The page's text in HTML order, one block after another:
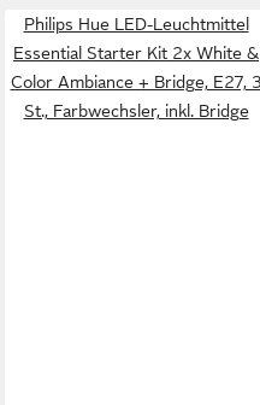
Philips Hue LED-Leuchtmittel
Essential Starter Kit 2x White &
Color Ambiance + Bridge, E27, 3
St., Farbwechsler, inkl. Bridge